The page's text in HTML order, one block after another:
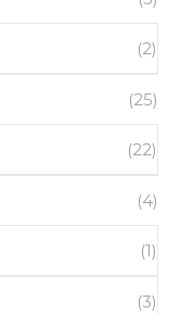
(2)
(25)
(22)
(4)
(1)
(3)